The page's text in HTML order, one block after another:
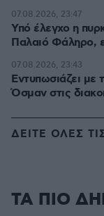
Υπό έλεγχο η
Παλαιό Φάληρο,
07.08.2026, 23:47
Εντυπωσιάζει με
Όσμαν στις
07.08.2026, 23:43
ΔΕΙΤΕ ΟΛΕΣ
ΤΑ ΠΙΟ